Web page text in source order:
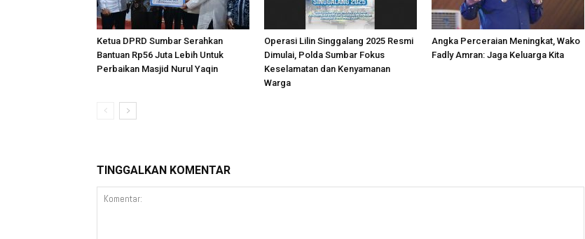
Ketua DPRD Sumbar Serahkan
Bantuan Rp56 Juta Lebih Untuk
Perbaikan Masjid Nurul Yaqin
Operasi Lilin Singgalang 2025 Resmi
Dimulai, Polda Sumbar Fokus
Keselamatan dan Kenyamanan
Warga
Angka Perceraian Meningkat, Wako
Fadly Amran: Jaga Keluarga Kita
TINGGALKAN KOMENTAR